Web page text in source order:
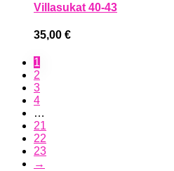
Villasukat 40-43
35,00 €
1
2
3
4
…
21
22
23
→